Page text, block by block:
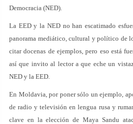
Democracia (NED).
La EED y la NED no han escatimado
panorama mediático, cultural y político de
citar docenas de ejemplos, pero eso está
así que invito al lector a que eche un
NED y la EED.
En Moldavia, por poner sólo un ejemplo,
de radio y televisión en lengua rusa y
clave en la elección de Maya Sandu